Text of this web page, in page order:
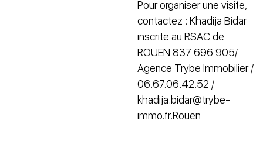
Pour organiser une visite,
contactez : Khadija Bidar
inscrite au RSAC de
ROUEN 837 696 905/
Agence Trybe Immobilier /
06.67.06.42.52 /
khadija.bidar@trybe-
immo.fr.Rouen